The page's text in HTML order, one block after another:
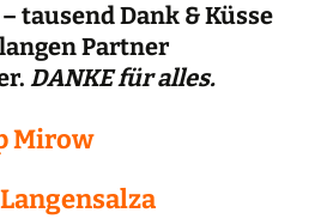
tausend Dank & Küsse
Partner
DANKE für alles.
Mirow